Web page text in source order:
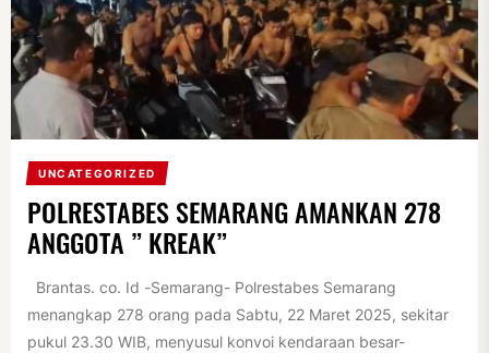
UNCATEGORIZED
POLRESTABES SEMARANG AMANKAN 278
ANGGOTA ” KREAK”
Brantas. co. Id -Semarang- Polrestabes Semarang
menangkap 278 orang pada Sabtu, 22 Maret 2025, sekitar
pukul 23.30 WIB, menyusul konvoi kendaraan besar-